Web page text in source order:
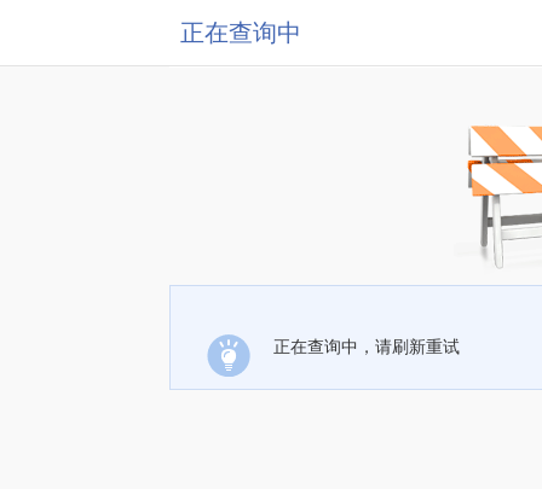
正在查询中
正在查询中，请刷新重试